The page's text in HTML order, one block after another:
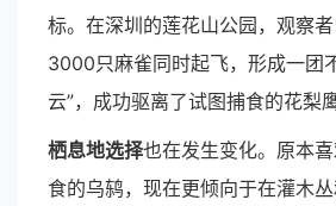
标。在深圳的莲花山公园，观察
3000只麻雀同时起飞，形成一团
云”，成功驱离了试图捕食的花梨鹰
栖息地选择也在发生变化。原本
食的乌鸫，现在更倾向于在灌木